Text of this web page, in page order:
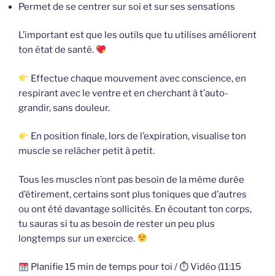
Permet de se centrer sur soi et sur ses sensations
L’important est que les outils que tu utilises améliorent
ton état de santé.
Effectue chaque mouvement avec conscience, en
respirant avec le ventre et en cherchant à t’auto-
grandir, sans douleur.
En position finale, lors de l’expiration, visualise ton
muscle se relâcher petit à petit.
Tous les muscles n’ont pas besoin de la même durée
d’étirement, certains sont plus toniques que d’autres
ou ont été davantage sollicités. En écoutant ton corps,
tu sauras si tu as besoin de rester un peu plus
longtemps sur un exercice.
Planifie 15 min de temps pour toi / ⏱ Vidéo (11:15